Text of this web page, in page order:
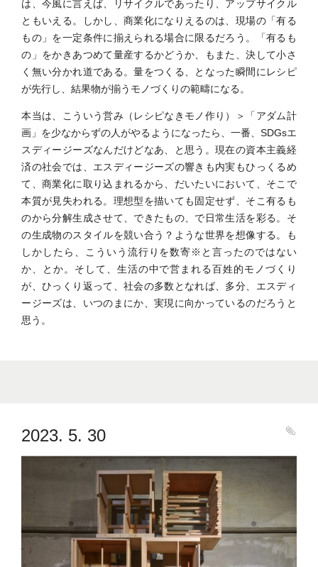
は、今風に言えば、リサイクルであったり、アップサイクル
ともいえる。しかし、商業化になりえるのは、現場の「有る
もの」を一定条件に揃えられる場合に限るだろう。「有るも
の」をかきあつめて量産するかどうか、もまた、決して小さ
く無い分かれ道である。量をつくる、となった瞬間にレシピ
が先行し、結果物が揃うモノづくりの範疇になる。
本当は、こういう営み（レシピなきモノ作り）＞「アダム計
画」を少なからずの人がやるようになったら、一番、SDGsエ
スディージーズなんだけどなあ、と思う。現在の資本主義経
済の社会では、エスディージーズの響きも内実もひっくるめ
て、商業化に取り込まれるから、だいたいにおいて、そこで
本質が見失われる。理想型を描いても固定せず、そこ有るも
のから分解生成させて、できたもの、で日常生活を彩る。そ
の生成物のスタイルを競い合う？ような世界を想像する。も
しかしたら、こういう流行りを数寄※と言ったのではない
か、とか。そして、生活の中で営まれる百姓的モノづくり
が、ひっくり返って、社会の多数となれば、多分、エスディ
ージーズは、いつのまにか、実現に向かっているのだろうと
思う。
2023. 5. 30